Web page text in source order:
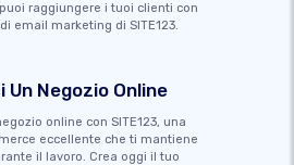
raggiungere i tuoi clienti con
email marketing di SITE123.
Un Negozio Online
online con SITE123, una
eccellente che ti mantiene
il lavoro. Crea oggi il tuo